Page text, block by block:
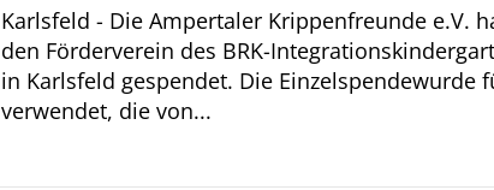
Karlsfeld - Die Ampertaler Krippenfreunde e.V.
den Förderverein des BRK-
in Karlsfeld gespendet. Die Einzelspendewurde
verwendet, die von...